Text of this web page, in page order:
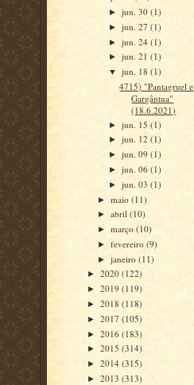
► jun. 30 (1)
► jun. 27 (1)
► jun. 24 (1)
► jun. 21 (1)
▼ jun. 18 (1)
4715) "Pantagruel e
Gargântua"
(18.6.2021)
► jun. 15 (1)
► jun. 12 (1)
► jun. 09 (1)
► jun. 06 (1)
► jun. 03 (1)
►maio(11)
►abril(10)
►março(10)
►fevereiro(9)
►janeiro(11)
► 2020 (122)
► 2019 (119)
► 2018 (118)
► 2017 (105)
► 2016 (183)
► 2015 (314)
► 2014 (315)
► 2013 (313)